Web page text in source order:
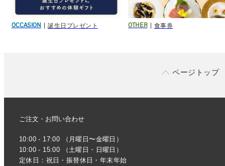
OCCASION 誕生日プレゼント OTHER 食事券
ページトップ
ご注文・お問い合わせ
10:00 - 17:00 （月曜日〜金曜日）
10:00 - 15:00 （土曜日・日曜日）
定休日：祝日・振替休日・年末年始